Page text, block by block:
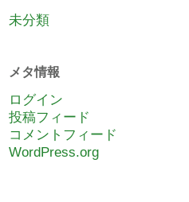
未分類
メタ情報
ログイン
投稿フィード
コメントフィード
WordPress.org